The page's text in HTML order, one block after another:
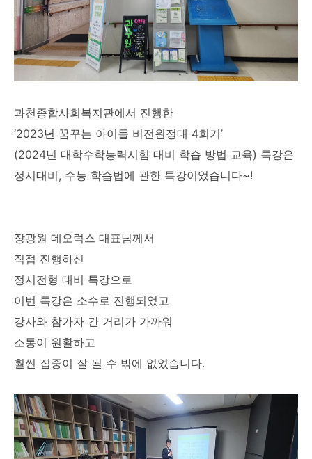
과천종합사회복지관에서 진행한
‘2023년 꿈꾸는 아이들 비전원정대 4회기’
(2024년 대학수학능력시험 대비 학습 방법 교육) 특강은
정시대비, 수능 학습법에 관한 특강이었습니다~!
장광원 데오럭스 대표님께서
직접 진행하신
정시전형 대비 특강으로
이번 특강은 소수로 진행되었고
강사와 참가자 간 거리가 가까워
소통이 원활하고
훨씬 집중이 잘 될 수 밖에 없었습니다.